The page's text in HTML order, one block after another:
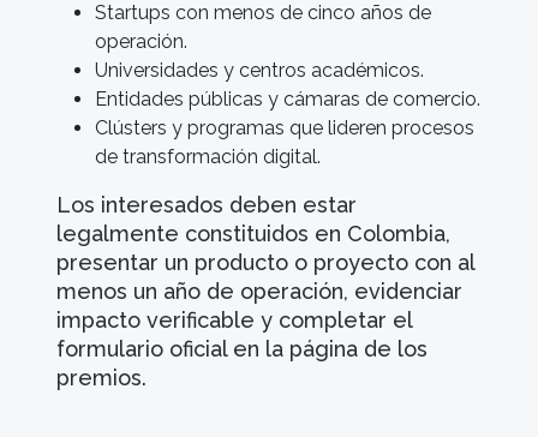
Startups con menos de cinco años de
operación.
Universidades y centros académicos.
Entidades públicas y cámaras de comercio.
Clústers y programas que lideren procesos
de transformación digital.
Los interesados deben estar
legalmente constituidos en Colombia,
presentar un producto o proyecto con al
menos un año de operación, evidenciar
impacto verificable y completar el
formulario oficial en la página de los
premios.